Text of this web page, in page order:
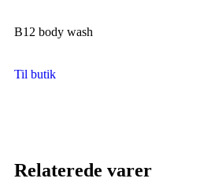
B12 body wash
Til butik
Relaterede varer